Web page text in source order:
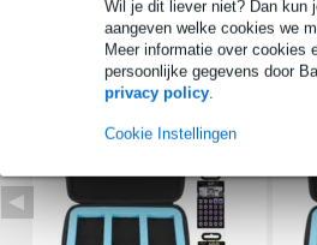
Wil je dit liever niet? Dan kun
aangeven welke cookies we
Meer informatie over cookies
persoonlijke gegevens door
privacy policy.
Cookie Instellingen
Bekijk ook eens (49)